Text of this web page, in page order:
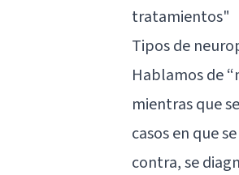
tratamientos"
Tipos de
Hablamos de
mientras que
casos en que
contra, se